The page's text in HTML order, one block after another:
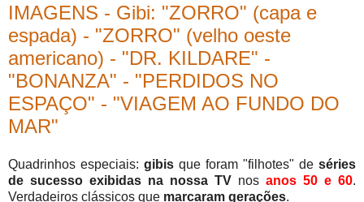
IMAGENS - Gibi: "ZORRO" (capa e
espada) - "ZORRO" (velho oeste
americano) - "DR. KILDARE" -
"BONANZA" - "PERDIDOS NO
ESPAÇO" - "VIAGEM AO FUNDO DO
MAR"
Quadrinhos especiais: gibis que foram "filhotes" de séries
de sucesso exibidas na nossa TV nos anos 50 e 60.
Verdadeiros clássicos que marcaram gerações.